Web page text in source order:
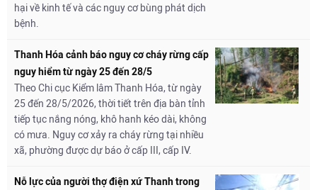
hại về kinh tế và các nguy cơ bùng phát dịch
bệnh.
Thanh Hóa cảnh báo nguy cơ cháy rừng cấp
nguy hiểm từ ngày 25 đến 28/5
Theo Chi cục Kiểm lâm Thanh Hóa, từ ngày
25 đến 28/5/2026, thời tiết trên địa bàn tỉnh
tiếp tục nắng nóng, khô hanh kéo dài, không
có mưa. Nguy cơ xảy ra cháy rừng tại nhiều
xã, phường được dự báo ở cấp III, cấp IV.
Nỗ lực của người thợ điện xứ Thanh trong